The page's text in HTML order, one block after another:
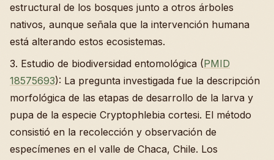
estructural de los bosques junto a otros árboles
nativos, aunque señala que la intervención humana
está alterando estos ecosistemas.
3. Estudio de biodiversidad entomológica (PMID
18575693): La pregunta investigada fue la descripción
morfológica de las etapas de desarrollo de la larva y
pupa de la especie Cryptophlebia cortesi. El método
consistió en la recolección y observación de
especímenes en el valle de Chaca, Chile. Los